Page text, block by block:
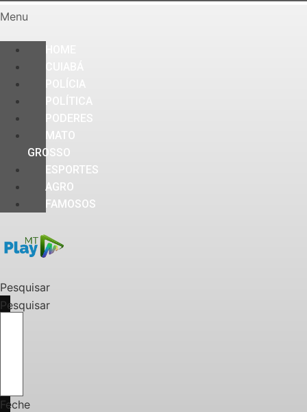
Menu
PODERES
MATO
GROSSO
ESPORTES
AGRO
FAMOSOS
Pesquisar
Pesquisar
Feche